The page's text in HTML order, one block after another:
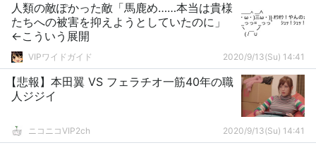
人類の敵ぽかった敵「馬鹿め……本当は貴様
たちへの被害を抑えようとしていたのに」
←こういう展開
VIPワイドガイド 2020/9/13(Su) 14:41
【悲報】本田翼 VS フェラチオ一筋40年の職
人ジジイ
ニコニコVIP2ch 2020/9/13(Su) 14:41